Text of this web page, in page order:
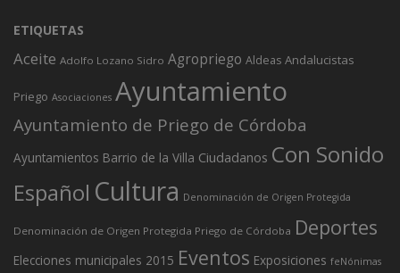
ETIQUETAS
Aceite Adolfo Lozano Sidro Agropriego Aldeas Andalucistas
Priego Asociaciones Ayuntamiento
Ayuntamiento de Priego de Córdoba
Ayuntamientos Barrio de la Villa Ciudadanos Con Sonido
Español Cultura Denominación de Origen Protegida
Denominación de Origen Protegida Priego de Córdoba Deportes
Elecciones municipales 2015 Eventos Exposiciones feNónimas